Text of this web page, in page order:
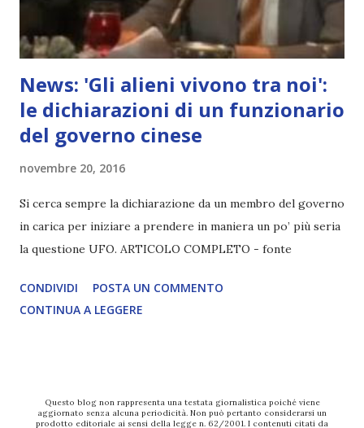
News: 'Gli alieni vivono tra noi':
le dichiarazioni di un funzionario
del governo cinese
novembre 20, 2016
Si cerca sempre la dichiarazione da un membro del governo
in carica per iniziare a prendere in maniera un po’ più seria
la questione UFO. ARTICOLO COMPLETO - fonte
CONDIVIDI
POSTA UN COMMENTO
CONTINUA A LEGGERE
Questo blog non rappresenta una testata giornalistica poiché viene
aggiornato senza alcuna periodicità. Non può pertanto considerarsi un
prodotto editoriale ai sensi della legge n. 62/2001. I contenuti citati da